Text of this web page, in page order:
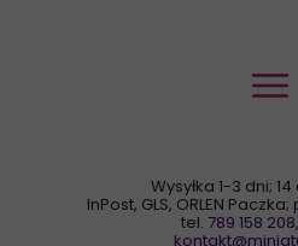
Wysyłka 1-3 dni;
InPost, GLS, ORLEN
tel. 789 158 208